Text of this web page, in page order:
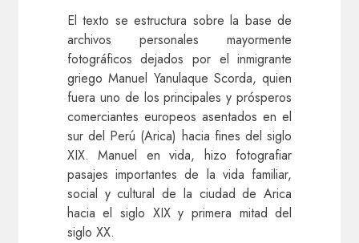
El texto se estructura sobre la base de
archivos personales mayormente
fotográficos dejados por el inmigrante
griego Manuel Yanulaque Scorda, quien
fuera uno de los principales y prósperos
comerciantes europeos asentados en el
sur del Perú (Arica) hacia fines del siglo
XIX. Manuel en vida, hizo fotografiar
pasajes importantes de la vida familiar,
social y cultural de la ciudad de Arica
hacia el siglo XIX y primera mitad del
siglo XX.